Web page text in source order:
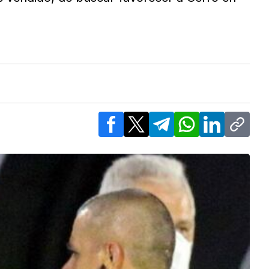
Facebook
X TelegramWhatsApp
LinkedInCopy